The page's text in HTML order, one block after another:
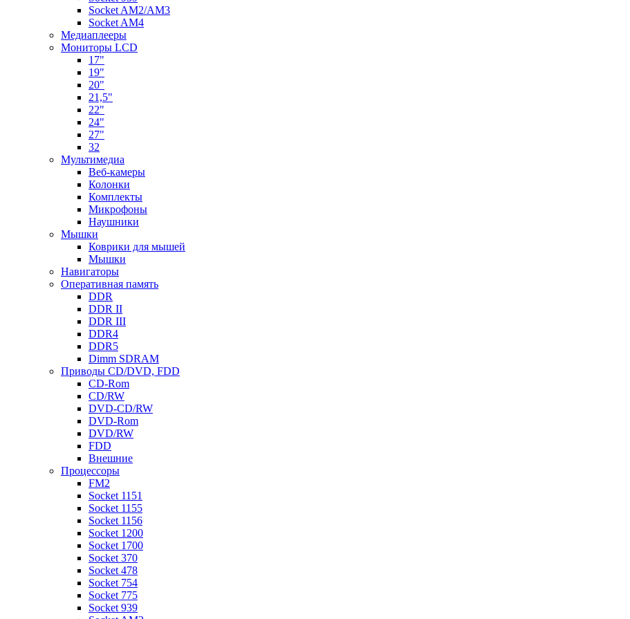
Socket AM2/AM3
Socket AM4
Медиаплееры
Мониторы LCD
17"
19"
20"
21,5"
22"
24"
27"
32
Мультимедиа
Веб-камеры
Колонки
Комплекты
Микрофоны
Наушники
Мышки
Коврики для мышей
Мышки
Навигаторы
Оперативная память
DDR
DDR II
DDR III
DDR4
DDR5
Dimm SDRAM
Приводы СD/DVD, FDD
CD-Rom
CD/RW
DVD-CD/RW
DVD-Rom
DVD/RW
FDD
Внешние
Процессоры
FM2
Socket 1151
Socket 1155
Socket 1156
Socket 1200
Socket 1700
Socket 370
Socket 478
Socket 754
Socket 775
Socket 939